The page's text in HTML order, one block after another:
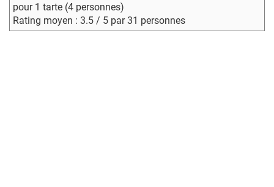
pour 1 tarte (4 personnes)
Rating moyen : 3.5 / 5 par 31 personnes